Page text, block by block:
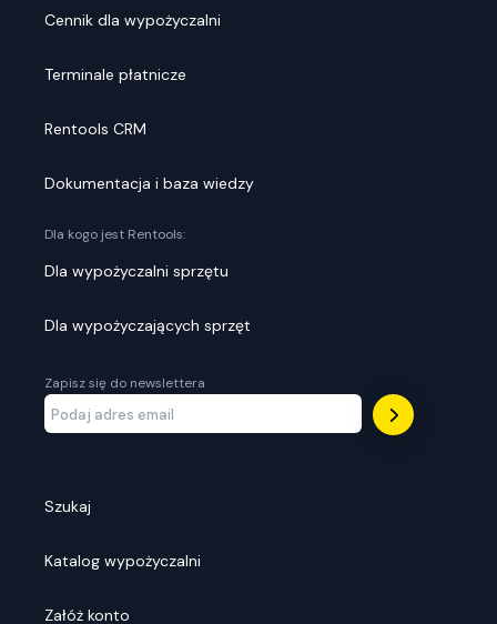
Cennik dla wypożyczalni
Terminale płatnicze
Rentools CRM
Dokumentacja i baza wiedzy
Dla kogo jest Rentools:
Dla wypożyczalni sprzętu
Dla wypożyczających sprzęt
Zapisz się do newslettera
Szukaj
Katalog wypożyczalni
Załóż konto